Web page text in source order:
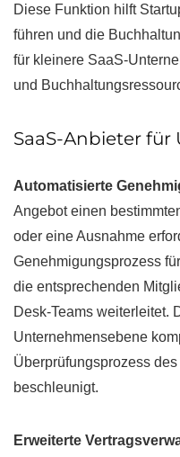
Diese Funktion hilft
führen und die
für kleinere SaaS-
und
SaaS-Anbieter
Automatisierte
Angebot einen
oder eine Ausnahme
Genehmigungsprozess
die entsprechenden
Desk-Teams weiterleitet.
Unternehmensebene
Überprüfungsprozess
beschleunigt.
Erweiterte